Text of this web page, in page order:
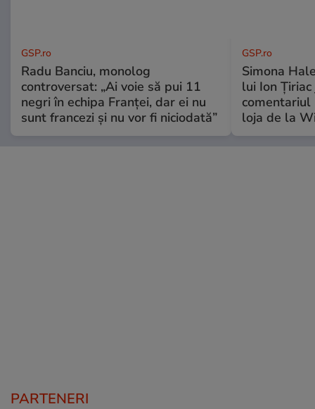
GSP.ro
Radu Banciu, monolog
controversat: „Ai voie să pui 11
negri în echipa Franței, dar ei nu
sunt francezi și nu vor fi niciodată”
GSP.ro
Simona
lui Ion
loja de la
PARTENERI